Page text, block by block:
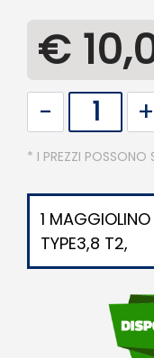
€
* I PREZZI POSSONO
1
TYPE3,8 T2,